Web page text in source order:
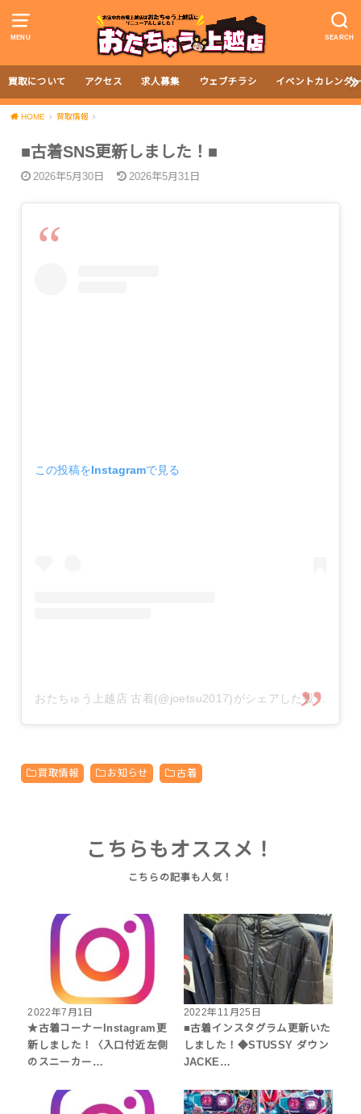
MENU SEARCH
買取について アクセス 求人募集 ウェブチラシ イベントカレンダ
HOME 買取情報
■古着SNS更新しました！■
2026年5月30日 2026年5月31日
この投稿をInstagramで見る
おたちゅう上越店 古着(@joetsu2017)がシェアした投稿
買取情報 お知らせ 古着
こちらもオススメ！
2022年7月1日
★古着コーナーInstagram更
新しました！〈入口付近左側
のスニーカー…
2022年11月25日
■古着インスタグラム更新いた
しました！◆STUSSY ダウン
JACKE…